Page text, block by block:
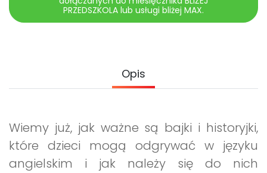
Archiwalne numery
PRZEDSZKOLA lub usługi bliżej MAX.
Opis
Wiemy już, jak ważne są bajki i historyjki,
które dzieci mogą odgrywać w języku
angielskim i jak należy się do nich